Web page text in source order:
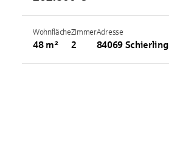
Wohnfläche
48 m²
Zimmer
2
Adresse
84069 Schierling